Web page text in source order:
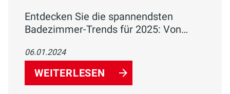
Entdecken Sie die spannendsten
Badezimmer-Trends für 2025: Von
Home-Technologien bis hin zu
Wellness-Oasen. Gestalten Sie Ihr
Traumbad der Zukunft!
06.01.2024
WEITERLESEN